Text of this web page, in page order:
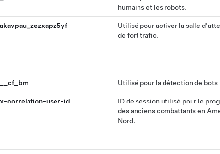
humains et les robots.
akavpau_zezxapz5yf
Utilisé pour activer la salle
de fort trafic.
__cf_bm Utilisé pour la détection de bots
x-correlation-user-id
ID de session utilisé pour le
des anciens combattants en
Nord.